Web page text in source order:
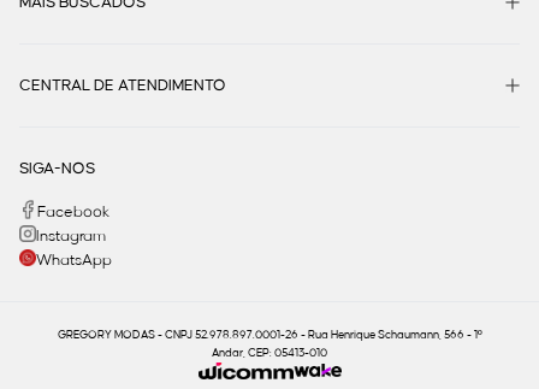
CENTRAL DE ATENDIMENTO
SIGA-NOS
Facebook
Instagram
WhatsApp
GREGORY MODAS - CNPJ 52.978.897.0001-26 - Rua Henrique Schaumann, 566 - 1º
Andar, CEP: 05413-010